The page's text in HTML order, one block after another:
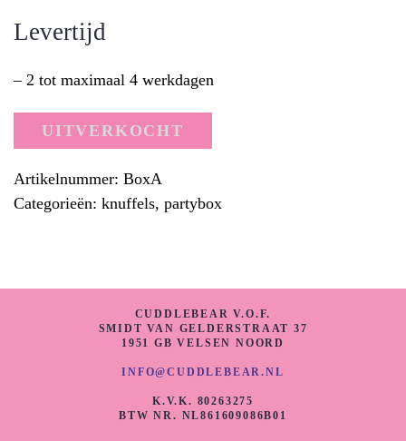
Levertijd
– 2 tot maximaal 4 werkdagen
UITVERKOCHT
Artikelnummer: BoxA
Categorieën: knuffels, partybox
CUDDLEBEAR V.O.F.
SMIDT VAN GELDERSTRAAT 37
1951 GB VELSEN NOORD
INFO@CUDDLEBEAR.NL
K.V.K. 80263275
BTW NR. NL861609086B01